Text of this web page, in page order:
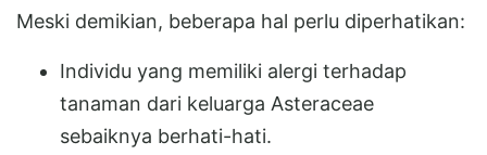
Meski demikian, beberapa hal perlu diperhatikan:
Individu yang memiliki alergi terhadap
tanaman dari keluarga Asteraceae
sebaiknya berhati-hati.